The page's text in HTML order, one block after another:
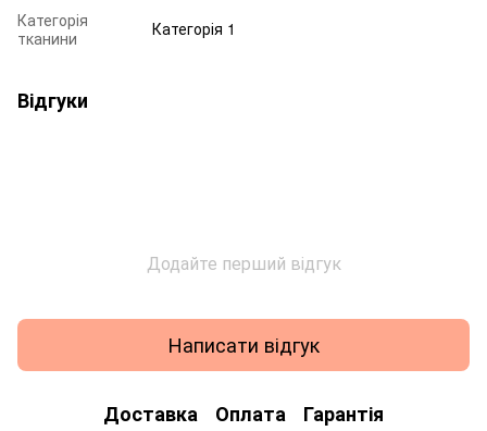
Категорія
тканини
Категорія 1
Відгуки
Додайте перший відгук
Написати відгук
Доставка Оплата Гарантія